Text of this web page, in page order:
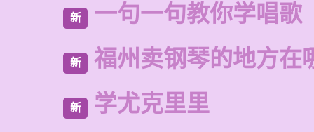
新 一句一句教你学唱歌
新 福州卖钢琴的地方在
新 学尤克里里